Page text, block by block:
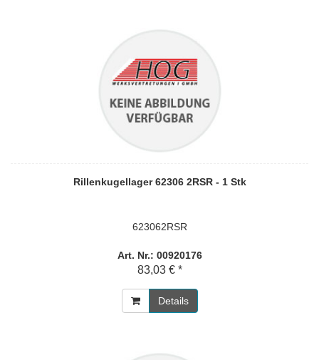
Rillenkugellager 62306 2RSR - 1 Stk
623062RSR
Art. Nr.: 00920176
83,03 € *
Details